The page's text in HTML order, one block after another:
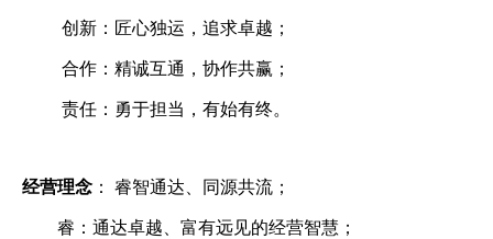
创新：匠心独运，追求卓越；
合作：精诚互通，协作共赢；
责任：勇于担当，有始有终。
经营理念 ： 睿智通达、同源共流；
睿：通达卓越、富有远见的经营智慧；